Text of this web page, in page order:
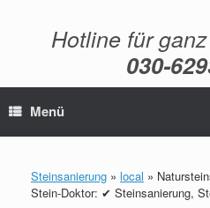
Hotline für
030-
Menü
Steinsanierung » local »
Stein-Doktor: ✔ Steinsanierung,